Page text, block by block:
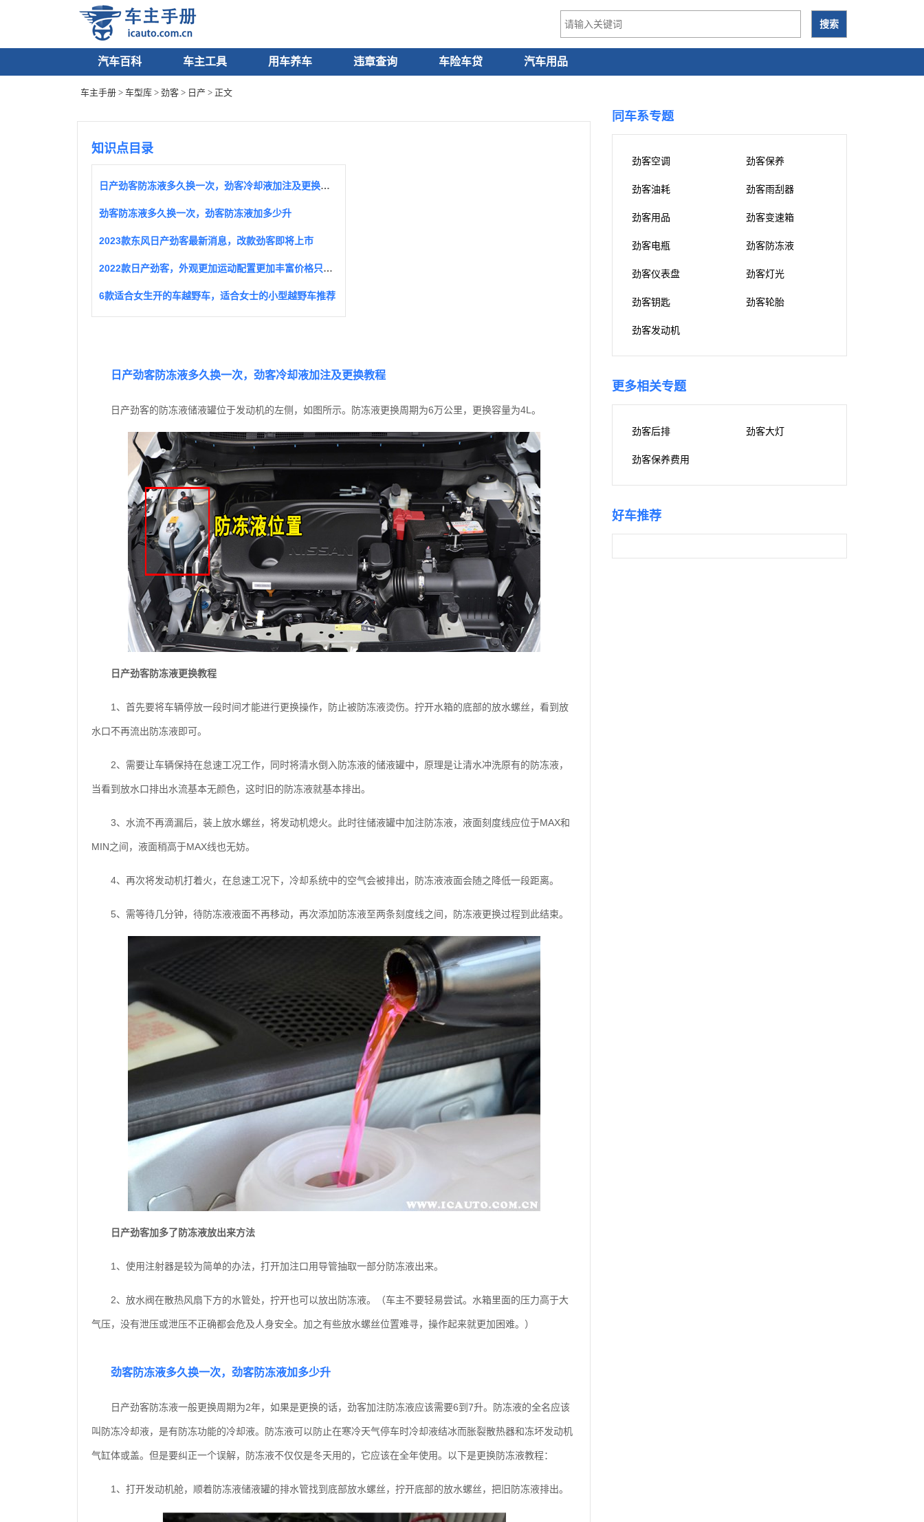
汽车百科 车主工具 用车养车 违章查询 车险车贷 汽车用品
车主手册 > 车型库 > 劲客 > 日产 > 正文
知识点目录
日产劲客防冻液多久换一次，劲客冷却液加注及更换教程
劲客防冻液多久换一次，劲客防冻液加多少升
2023款东风日产劲客最新消息，改款劲客即将上市
2022款日产劲客，外观更加运动配置更加丰富价格只要12万起
6款适合女生开的车越野车，适合女士的小型越野车推荐
日产劲客防冻液多久换一次，劲客冷却液加注及更换教程
日产劲客的防冻液储液罐位于发动机的左侧，如图所示。防冻液更换周期为6万公里，更换容量为4L。
日产劲客防冻液更换教程
1、首先要将车辆停放一段时间才能进行更换操作，防止被防冻液烫伤。拧开水箱的底部的放水螺丝，看到放
水口不再流出防冻液即可。
2、需要让车辆保持在怠速工况工作，同时将清水倒入防冻液的储液罐中，原理是让清水冲洗原有的防冻液，
当看到放水口排出水流基本无颜色，这时旧的防冻液就基本排出。
3、水流不再滴漏后，装上放水螺丝，将发动机熄火。此时往储液罐中加注防冻液，液面刻度线应位于MAX和
MIN之间，液面稍高于MAX线也无妨。
4、再次将发动机打着火，在怠速工况下，冷却系统中的空气会被排出，防冻液液面会随之降低一段距离。
5、需等待几分钟，待防冻液液面不再移动，再次添加防冻液至两条刻度线之间，防冻液更换过程到此结束。
日产劲客加多了防冻液放出来方法
1、使用注射器是较为简单的办法，打开加注口用导管抽取一部分防冻液出来。
2、放水阀在散热风扇下方的水管处，拧开也可以放出防冻液。（车主不要轻易尝试。水箱里面的压力高于大
气压，没有泄压或泄压不正确都会危及人身安全。加之有些放水螺丝位置难寻，操作起来就更加困难。）
劲客防冻液多久换一次，劲客防冻液加多少升
日产劲客防冻液一般更换周期为2年，如果是更换的话，劲客加注防冻液应该需要6到7升。防冻液的全名应该
叫防冻冷却液，是有防冻功能的冷却液。防冻液可以防止在寒冷天气停车时冷却液结冰而胀裂散热器和冻坏发动机
气缸体或盖。但是要纠正一个误解，防冻液不仅仅是冬天用的，它应该在全年使用。以下是更换防冻液教程：
1、打开发动机舱，顺着防冻液储液罐的排水管找到底部放水螺丝，拧开底部的放水螺丝，把旧防冻液排出。
同车系专题
劲客空调 劲客保养
劲客油耗 劲客雨刮器
劲客用品 劲客变速箱
劲客电瓶 劲客防冻液
劲客仪表盘 劲客灯光
劲客钥匙 劲客轮胎
劲客发动机
更多相关专题
劲客后排 劲客大灯
劲客保养费用
好车推荐